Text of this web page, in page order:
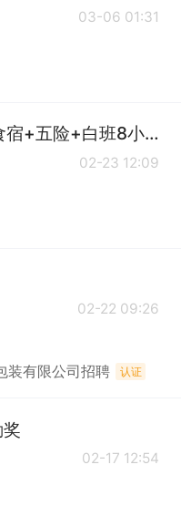
03-06 01:31
质检员（3000-5000元+食宿+五险+白班8小时）
02-23 12:09
02-22 09:26
装有限公司招聘 认证
02-17 12:54